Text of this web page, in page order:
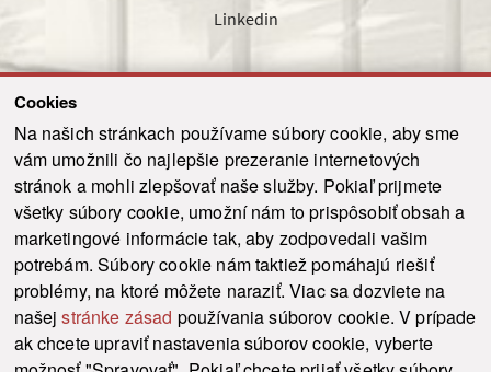
Cookies
Na našich stránkach používame súbory cookie, aby sme
vám umožnili čo najlepšie prezeranie internetových
stránok a mohli zlepšovať naše služby. Pokiaľ prijmete
všetky súbory cookie, umožní nám to prispôsobiť obsah a
marketingové informácie tak, aby zodpovedali vašim
potrebám. Súbory cookie nám taktiež pomáhajú riešiť
problémy, na ktoré môžete naraziť. Viac sa dozviete na
našejstránke zásad používania súborov cookie. V prípade
ak chcete upraviť nastavenia súborov cookie, vyberte
Linkedin
Odoslať
© 2021-2026 ku.sk. Všetky práva vyhradené. | Ochrana osobných údajov
Vyhlásenie o prístupnosti |
Admin